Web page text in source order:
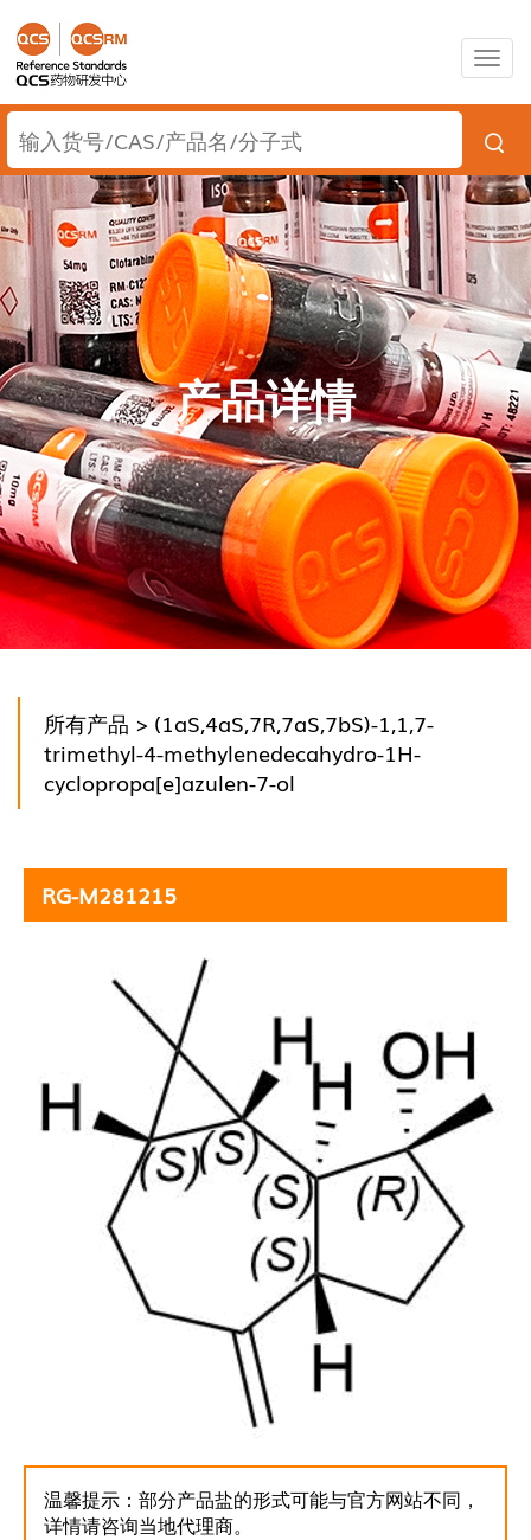
产品详情
所有产品 > (1aS,4aS,7R,7aS,7bS)-1,1,7-
trimethyl-4-methylenedecahydro-1H-
cyclopropa[e]azulen-7-ol
RG-M281215
温馨提示：部分产品盐的形式可能与官方网站不同，
详情请咨询当地代理商。